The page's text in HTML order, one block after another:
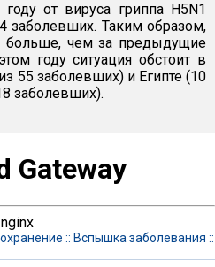
от вируса гриппа H5N1
заболевших. Таким образом,
больше, чем за предыдущие
году ситуация обстоит в
55 заболевших) и Египте (10
заболевших).
Gateway
nginx
:: Вспышка заболевания ::